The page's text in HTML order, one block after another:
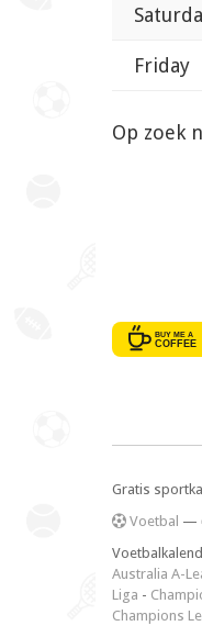
Friday
Op zoek
Gratis
Voetbal —
Australia A-
Liga -
Champions